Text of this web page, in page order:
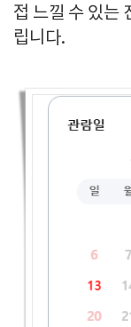
접 느낄 수 있는
립니다.